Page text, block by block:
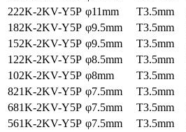
222K-2KV-Y5P φ11mm T3.5mm
182K-2KV-Y5P φ9.5mm T3.5mm
152K-2KV-Y5P φ9.5mm T3.5mm
122K-2KV-Y5P φ8.5mm T3.5mm
102K-2KV-Y5P φ8mm T3.5mm
821K-2KV-Y5P φ7.5mm T3.5mm
681K-2KV-Y5P φ7.5mm T3.5mm
561K-2KV-Y5P φ7.5mm T3.5mm